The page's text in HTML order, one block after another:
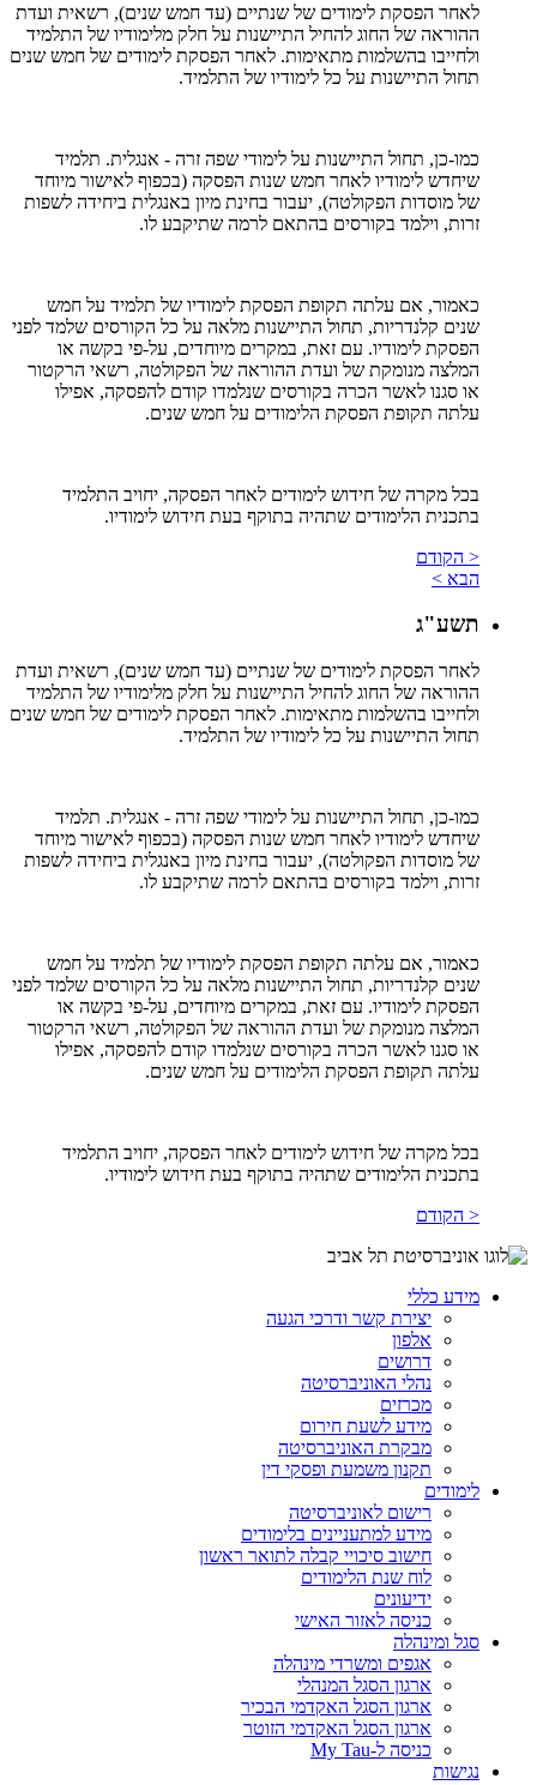
לאחר הפסקת לימודים של שנתיים (עד חמש שנים), רשאית ועדת
ההוראה של החוג להחיל התיישנות על חלק מלימודיו של התלמיד
ולחייבו בהשלמות מתאימות. לאחר הפסקת לימודים של חמש שנים
תחול התיישנות על כל לימודיו של התלמיד.
כמו-כן, תחול התיישנות על לימודי שפה זרה - אנגלית. תלמיד
שיחדש לימודיו לאחר חמש שנות הפסקה (בכפוף לאישור מיוחד
של מוסדות הפקולטה), יעבור בחינת מיון באנגלית ביחידה לשפות
זרות, וילמד בקורסים בהתאם לרמה שתיקבע לו.
כאמור, אם עלתה תקופת הפסקת לימודיו של תלמיד על חמש
שנים קלנדריות, תחול התיישנות מלאה על כל הקורסים שלמד לפני
הפסקת לימודיו. עם זאת, במקרים מיוחדים, על-פי בקשה או
המלצה מנומקת של ועדת ההוראה של הפקולטה, רשאי הרקטור
או סגנו לאשר הכרה בקורסים שנלמדו קודם להפסקה, אפילו
עלתה תקופת הפסקת הלימודים על חמש שנים.
בכל מקרה של חידוש לימודים לאחר הפסקה, יחויב התלמיד
בתכנית הלימודים שתהיה בתוקף בעת חידוש לימודיו.
< הקודם
הבא >
תשע"ג
לאחר הפסקת לימודים של שנתיים (עד חמש שנים), רשאית ועדת
ההוראה של החוג להחיל התיישנות על חלק מלימודיו של התלמיד
ולחייבו בהשלמות מתאימות. לאחר הפסקת לימודים של חמש שנים
תחול התיישנות על כל לימודיו של התלמיד.
כמו-כן, תחול התיישנות על לימודי שפה זרה - אנגלית. תלמיד
שיחדש לימודיו לאחר חמש שנות הפסקה (בכפוף לאישור מיוחד
של מוסדות הפקולטה), יעבור בחינת מיון באנגלית ביחידה לשפות
זרות, וילמד בקורסים בהתאם לרמה שתיקבע לו.
כאמור, אם עלתה תקופת הפסקת לימודיו של תלמיד על חמש
שנים קלנדריות, תחול התיישנות מלאה על כל הקורסים שלמד לפני
הפסקת לימודיו. עם זאת, במקרים מיוחדים, על-פי בקשה או
המלצה מנומקת של ועדת ההוראה של הפקולטה, רשאי הרקטור
או סגנו לאשר הכרה בקורסים שנלמדו קודם להפסקה, אפילו
עלתה תקופת הפסקת הלימודים על חמש שנים.
בכל מקרה של חידוש לימודים לאחר הפסקה, יחויב התלמיד
בתכנית הלימודים שתהיה בתוקף בעת חידוש לימודיו.
< הקודם
מידע כללי
יצירת קשר ודרכי הגעה
אלפון
דרושים
נהלי האוניברסיטה
מכרזים
מידע לשעת חירום
מבקרת האוניברסיטה
תקנון משמעת ופסקי דין
לימודים
רישום לאוניברסיטה
מידע למתעניינים בלימודים
חישוב סיכויי קבלה לתואר ראשון
לוח שנת הלימודים
ידיעונים
כניסה לאזור האישי
סגל ומינהלה
אגפים ומשרדי מינהלה
ארגון הסגל המנהלי
ארגון הסגל האקדמי הבכיר
ארגון הסגל האקדמי הזוטר
כניסה ל-My Tau
נגישות